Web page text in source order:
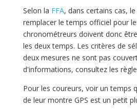
Selon la FFA, dans certains cas,
remplacer le temps officiel pour
chronométreurs doivent donc
les deux temps. Les critères de
deux mesures ne sont pas
d'informations, consultez les
Pour les coureurs, voir un temps
de leur montre GPS est un petit